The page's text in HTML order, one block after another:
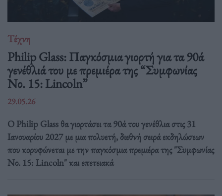
Τέχνη
Philip Glass: Παγκόσμια γιορτή για τα 90ά
γενέθλιά του με πρεμιέρα της “Συμφωνίας
Νο. 15: Lincoln”
29.05.26
Ο Philip Glass θα γιορτάσει τα 90ά του γενέθλια στις 31
Ιανουαρίου 2027 με μια πολυετή, διεθνή σειρά εκδηλώσεων
που κορυφώνεται με την παγκόσμια πρεμιέρα της "Συμφωνίας
Νο. 15: Lincoln" και επετειακά